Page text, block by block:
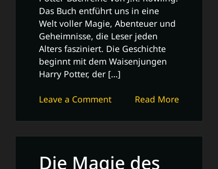
Das Buch entführt uns in eine
Welt voller Magie, Abenteuer und
Geheimnisse, die Leser jeden
Alters fasziniert. Die Geschichte
beginnt mit dem Waisenjungen
Harry Potter, der […]
Read More
Leave a Commenton
Potter
Band
Die
Die Magie des